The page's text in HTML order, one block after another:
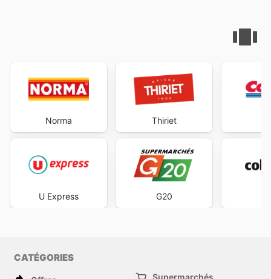
Norma
U Express
Thiriet
G20
CATÉGORIES
Supermarchés